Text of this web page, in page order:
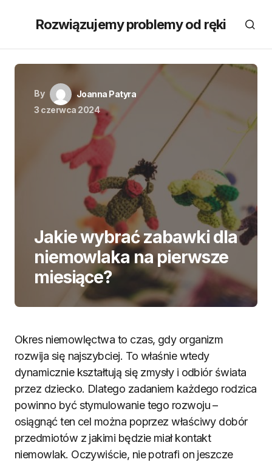
Rozwiązujemy problemy od ręki
By
Joanna Patyra
3 czerwca 2024
Jakie wybrać zabawki dla
niemowlaka na pierwsze
miesiące?
Okres niemowlęctwa to czas, gdy organizm
rozwija się najszybciej. To właśnie wtedy
dynamicznie kształtują się zmysły i odbiór świata
przez dziecko. Dlatego zadaniem każdego rodzica
powinno być stymulowanie tego rozwoju –
osiągnąć ten cel można poprzez właściwy dobór
przedmiotów z jakimi będzie miał kontakt
niemowlak. Oczywiście, nie potrafi on jeszcze